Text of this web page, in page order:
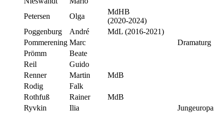
Petersen
Olga
MdHB
(2020-2024)
Poggenburg
André
MdL (2016-2021)
Pommerening Marc
Dramaturg
Prömm
Beate
Reil
Guido
Renner
Martin
MdB
Rodig
Falk
Rothfuß
Rainer
MdB
Ryvkin
Ilia
Jungeuropa